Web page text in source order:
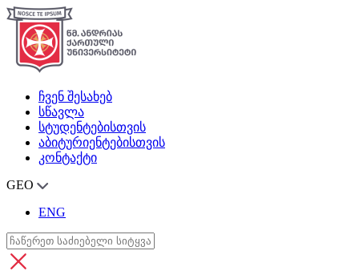
ჩვენ შესახებ
სწავლა
სტუდენტებისთვის
აბიტურიენტებისთვის
კონტაქტი
GEO
ENG